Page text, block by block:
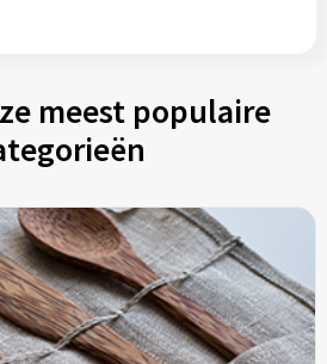
meest populaire